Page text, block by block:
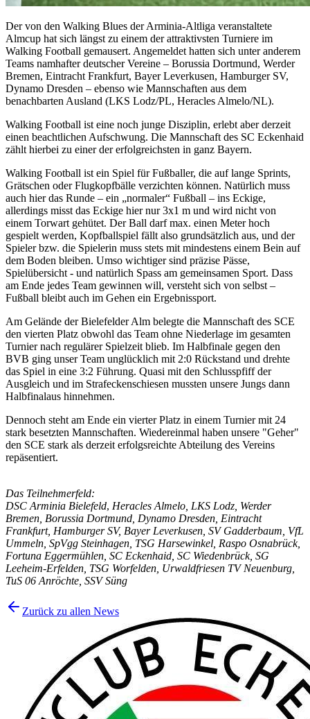
Der von den Walking Blues der Arminia-Altliga veranstaltete
Almcup hat sich längst zu einem der attraktivsten Turniere im
Walking Football gemausert. Angemeldet hatten sich unter anderem
Teams namhafter deutscher Vereine – Borussia Dortmund, Werder
Bremen, Eintracht Frankfurt, Bayer Leverkusen, Hamburger SV,
Dynamo Dresden – ebenso wie Mannschaften aus dem
benachbarten Ausland (LKS Lodz/PL, Heracles Almelo/NL).
Walking Football ist eine noch junge Disziplin, erlebt aber derzeit
einen beachtlichen Aufschwung. Die Mannschaft des SC Eckenhaid
zählt hierbei zu einer der erfolgreichsten in ganz Bayern.
Walking Football ist ein Spiel für Fußballer, die auf lange Sprints,
Grätschen oder Flugkopfbälle verzichten können. Natürlich muss
auch hier das Runde – ein „normaler“ Fußball – ins Eckige,
allerdings misst das Eckige hier nur 3x1 m und wird nicht von
einem Torwart gehütet. Der Ball darf max. einen Meter hoch
gespielt werden, Kopfballspiel fällt also grundsätzlich aus, und der
Spieler bzw. die Spielerin muss stets mit mindestens einem Bein auf
dem Boden bleiben. Umso wichtiger sind präzise Pässe,
Spielübersicht - und natürlich Spass am gemeinsamen Sport. Dass
am Ende jedes Team gewinnen will, versteht sich von selbst –
Fußball bleibt auch im Gehen ein Ergebnissport.
Am Gelände der Bielefelder Alm belegte die Mannschaft des SCE
den vierten Platz obwohl das Team ohne Niederlage im gesamten
Turnier nach regulärer Spielzeit blieb. Im Halbfinale gegen den
BVB ging unser Team unglücklich mit 2:0 Rückstand und drehte
das Spiel in eine 3:2 Führung. Quasi mit den Schlusspfiff der
Ausgleich und im Strafeckenschiesen mussten unsere Jungs dann
Halbfinalaus hinnehmen.
Dennoch steht am Ende ein vierter Platz in einem Turnier mit 24
stark besetzten Mannschaften. Wiedereinmal haben unsere "Geher"
den SCE stark als derzeit erfolgsreichte Abteilung des Vereins
repäsentiert.
Das Teilnehmerfeld:
DSC Arminia Bielefeld, Heracles Almelo, LKS Lodz, Werder
Bremen, Borussia Dortmund, Dynamo Dresden, Eintracht
Frankfurt, Hamburger SV, Bayer Leverkusen, SV Gadderbaum, VfL
Ummeln, SpVgg Steinhagen, TSG Harsewinkel, Raspo Osnabrück,
Fortuna Eggermühlen, SC Eckenhaid, SC Wiedenbrück, SG
Leeheim-Erfelden, TSG Worfelden, Urwaldfriesen TV Neuenburg,
TuS 06 Anröchte, SSV Süng
Zurück zu allen News